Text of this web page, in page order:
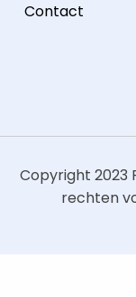
Contact
Copyright 2023
rechten